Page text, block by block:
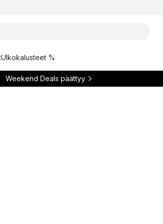
Ulkokalusteet %
Weekend Deals päättyy